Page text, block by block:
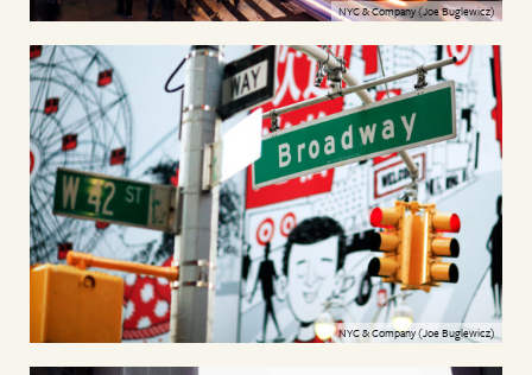
NYC & Company (Joe Buglewicz)
NYC & Company (Joe Buglewicz)